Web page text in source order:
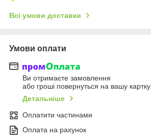
Всі умови доставки
Умови оплати
Ви отримаєте замовлення
або гроші повернуться на вашу картку
Детальніше
Оплатити частинами
Оплата на рахунок